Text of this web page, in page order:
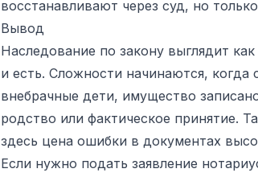
восстанавливают через суд, но
Вывод
Наследование по закону выглядит
и есть. Сложности начинаются,
внебрачные дети, имущество
родство или фактическое принятие.
здесь цена ошибки в документах
Если нужно подать заявление